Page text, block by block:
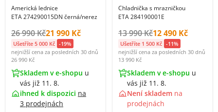
Americká lednice
ETA 274290015DN černá/nerez
Původní cena s DPH:
26 990 KčCena s DPH:
21 990 Kč
Ušetříte 5 000 Kč -19%
nejnižší cena za posledních 30 dnů
26 990 Kč
Skladem v e-shopu u
vás již 11. 8.
ihned k dispozici na
3 prodejnách
Chladnička s mrazničkou
ETA 284190001E
Původní cena s DPH:
13 990 KčCena s DPH:
12 490 Kč
Ušetříte 1 500 Kč -11%
nejnižší cena za posledních 30 dnů
13 990 Kč
Skladem v e-shopu u
vás již 11. 8.
Není skladem na
prodejnách